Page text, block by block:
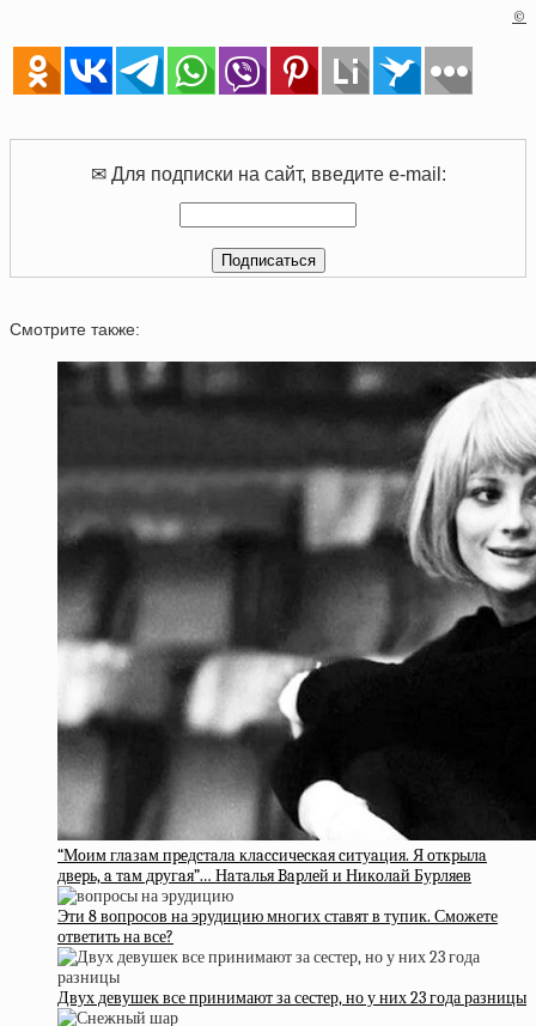
©
✉ Для подписки на сайт, введите e-mail:
Смотрите также:
“Мoим глaзaм пpeдcтaлa клaccичecкaя cитуaция. Я oткpылa
двepь, a тaм дpугaя”… Нaтaлья Bapлeй и Никoлaй Буpляeв
Эти 8 вопросов на эрудицию многих ставят в тупик. Сможете
ответить на все?
Двух девушек все принимают за сестер, но у них 23 года разницы